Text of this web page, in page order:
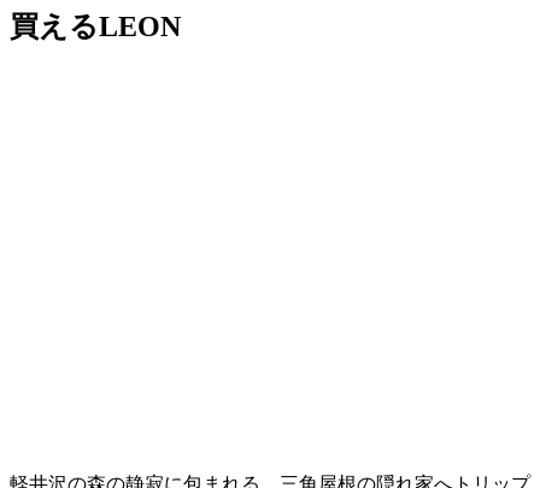
買えるLEON
軽井沢の森の静寂に包まれる、三角屋根の隠れ家へトリップ